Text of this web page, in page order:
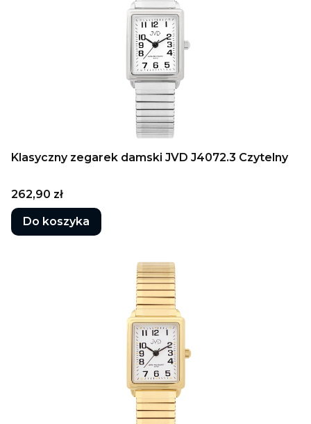
Klasyczny zegarek damski JVD J4072.3 Czytelny
Cena
262,90 zł
Do koszyka